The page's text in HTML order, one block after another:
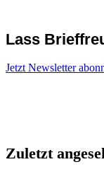
Lass
Jetzt Newsletter
Zuletzt